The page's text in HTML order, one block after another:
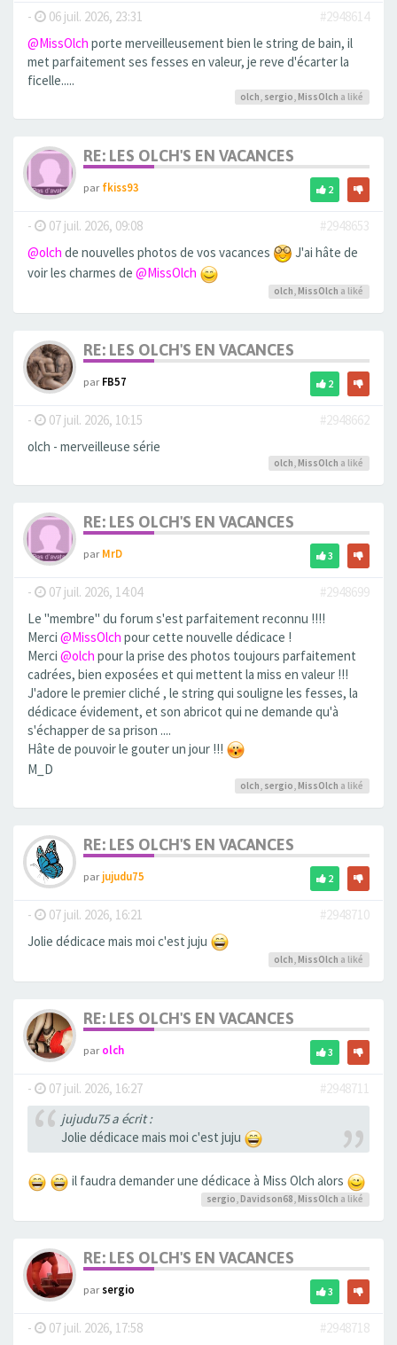
- 06 juil. 2026, 23:31
#2948614
@MissOlch porte merveilleusement bien le string de bain, il
met parfaitement ses fesses en valeur, je reve d'écarter la
ficelle.....
olch sergio MissOlch a liké
RE: LES OLCH'S EN VACANCES
parfkiss93 2
- 07 juil. 2026, 09:08
#2948653
@olch de nouvelles photos de vos vacances
J'ai hâte de
voir les charmes de @MissOlch
olch, MissOlch a liké
RE: LES OLCH'S EN VACANCES
parFB57 2
- 07 juil. 2026, 10:15
#2948662
olch - merveilleuse série
olch MissOlch a liké
RE: LES OLCH'S EN VACANCES
parMrD 3
- 07 juil. 2026, 14:04
#2948699
Le "membre" du forum s'est parfaitement reconnu !!!!
Merci @MissOlch pour cette nouvelle dédicace !
Merci @olch pour la prise des photos toujours parfaitement
cadrées, bien exposées et qui mettent la miss en valeur !!!
J'adore le premier cliché , le string qui souligne les fesses, la
dédicace évidement, et son abricot qui ne demande qu'à
s'échapper de sa prison ....
Hâte de pouvoir le gouter un jour !!!
M_D
olch sergio MissOlch a liké
RE: LES OLCH'S EN VACANCES
parjujudu75 2
- 07 juil. 2026, 16:21
#2948710
Jolie dédicace mais moi c'est juju
olch MissOlch a liké
RE: LES OLCH'S EN VACANCES
parolch 3
- 07 juil. 2026, 16:27
#2948711
jujudu75 a écrit :
Jolie dédicace mais moi c'est juju
il faudra demander une dédicace à Miss Olch alors
sergio, Davidson68, MissOlch a liké
RE: LES OLCH'S EN VACANCES
parsergio 3
- 07 juil. 2026, 17:58
#2948718